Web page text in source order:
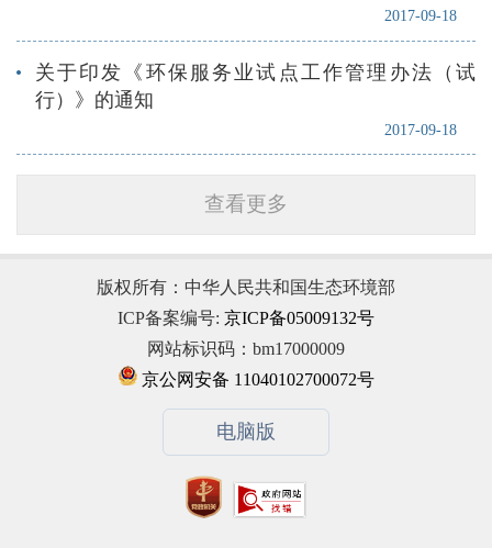
2017-09-18
2017-09-18
关于印发《环保服务业试点工作管理办法（试
行）》的通知
查看更多
版权所有：中华人民共和国生态环境部
ICP备案编号: 京ICP备05009132号
网站标识码：bm17000009
京公网安备 11040102700072号
电脑版